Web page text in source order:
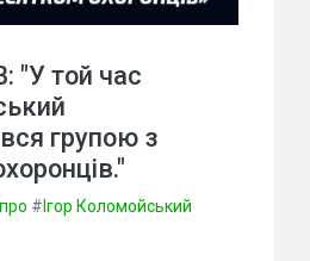
той час
групою з
# Ігор Коломойський